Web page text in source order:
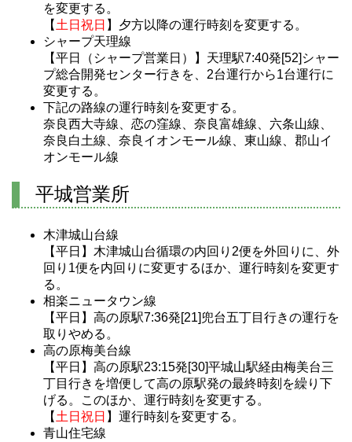
を変更する。
【 土日祝日 】夕方以降の運行時刻を変更する。
シャープ天理線
【平日（シャープ営業日）】天理駅7:40発[52]シャー
プ総合開発センター行きを、2台運行から1台運行に
変更する。
下記の路線の運行時刻を変更する。
奈良西大寺線、恋の窪線、奈良富雄線、六条山線、
奈良白土線、奈良イオンモール線、東山線、郡山イ
オンモール線
平城営業所
木津城山台線
【平日】木津城山台循環の内回り2便を外回りに、外
回り1便を内回りに変更するほか、運行時刻を変更す
る。
相楽ニュータウン線
【平日】高の原駅7:36発[21]兜台五丁目行きの運行を
取りやめる。
高の原梅美台線
【平日】高の原駅23:15発[30]平城山駅経由梅美台三
丁目行きを増便して高の原駅発の最終時刻を繰り下
げる。このほか、運行時刻を変更する。
【 土日祝日 】運行時刻を変更する。
青山住宅線